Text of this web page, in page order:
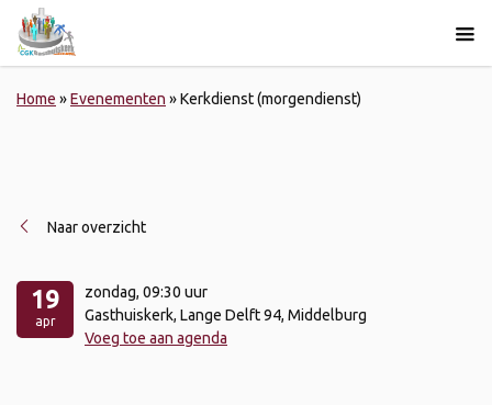
Home »Evenementen »Kerkdienst (morgendienst)
Naar overzicht
19
apr
zondag, 09:30 uur
Gasthuiskerk, Lange Delft 94, Middelburg
Voeg toe aan agenda